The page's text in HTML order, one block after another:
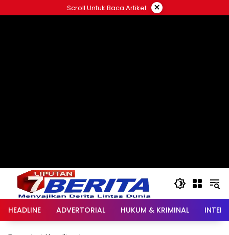
ke
Scroll Untuk Baca Artikel ×
HEADLINE ADVERTORIAL HUKUM & KRIMINAL